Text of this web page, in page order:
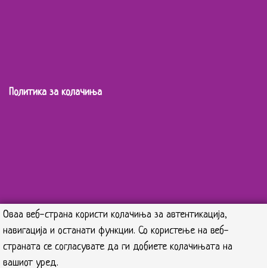
Политика за колачиња
Оваа веб-страна користи колачиња за автентикација,
навигација и останати функции. Со користење на веб-
страната се согласувате да ги добиете колачињата на
вашиот уред.